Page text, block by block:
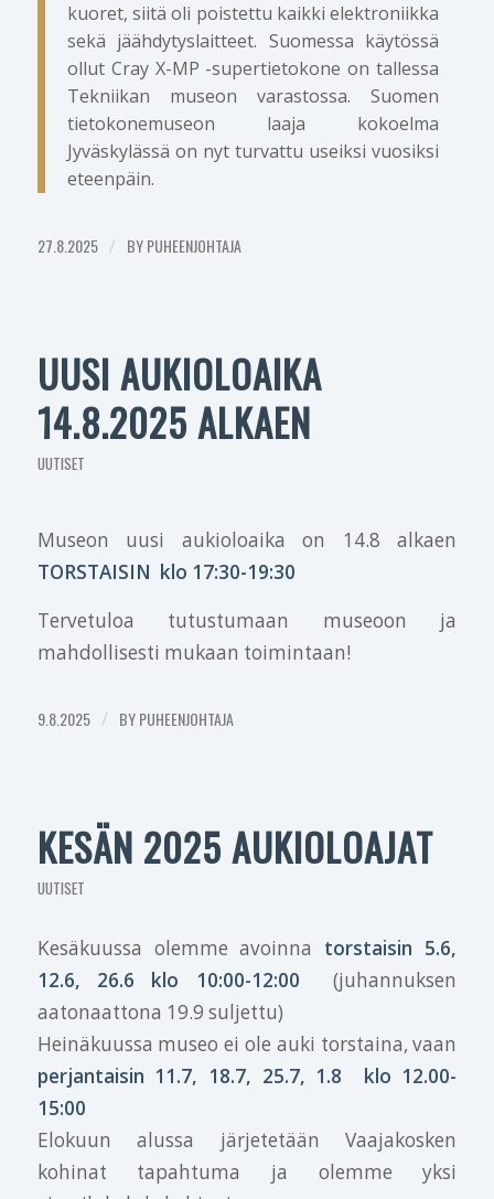
kuoret, siitä oli poistettu kaikki elektroniikka
sekä jäähdytyslaitteet. Suomessa käytössä
ollut Cray X-MP -supertietokone on tallessa
Tekniikan museon varastossa. Suomen
tietokonemuseon laaja kokoelma
Jyväskylässä on nyt turvattu useiksi vuosiksi
eteenpäin.
27.8.2025 / BYPUHEENJOHTAJA
UUSI AUKIOLOAIKA
14.8.2025 ALKAEN
UUTISET
Museon uusi aukioloaika on 14.8 alkaen
TORSTAISIN klo 17:30-19:30
Tervetuloa tutustumaan museoon ja
mahdollisesti mukaan toimintaan!
9.8.2025 / BYPUHEENJOHTAJA
KESÄN 2025 AUKIOLOAJAT
UUTISET
Kesäkuussa olemme avoinna torstaisin 5.6,
12.6, 26.6 klo 10:00-12:00 (juhannuksen
aatonaattona 19.9 suljettu)
Heinäkuussa museo ei ole auki torstaina, vaan
perjantaisin 11.7, 18.7, 25.7, 1.8 klo 12.00-
15:00
Elokuun alussa järjetetään Vaajakosken
kohinat tapahtuma ja olemme yksi